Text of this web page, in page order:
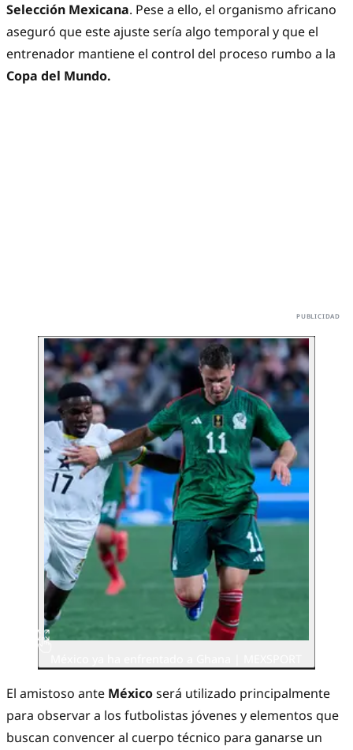
Selección Mexicana. Pese a ello, el organismo africano
aseguró que este ajuste sería algo temporal y que el
entrenador mantiene el control del proceso rumbo a la
Copa del Mundo.
El amistoso ante Méxicoserá utilizado principalmente
para observar a los futbolistas jóvenes y elementos que
buscan convencer al cuerpo técnico para ganarse un